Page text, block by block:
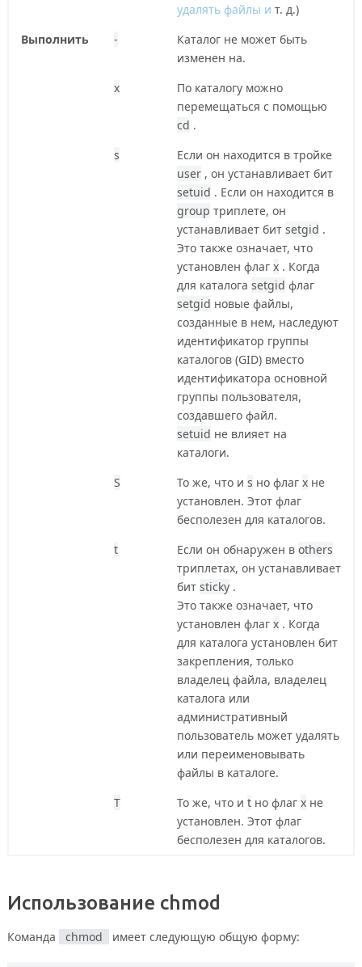
удалять файлы и т. д.)
Выполнить
-
Каталог не может быть
изменен на.
x
По каталогу можно
перемещаться с помощью
cd .
s
Если он находится в тройке
user, он устанавливает бит
setuid . Если он находится в
group триплете, он
устанавливает бит setgid .
Это также означает, что
установлен флаг x. Когда
для каталога setgid флаг
setgid новые файлы,
созданные в нем, наследуют
идентификатор группы
каталогов (GID) вместо
идентификатора основной
группы пользователя,
создавшего файл.
setuid не влияет на
каталоги.
S
То же, что и s но флаг xне
установлен. Этот флаг
бесполезен для каталогов.
t
Если он обнаружен в others
триплетах, он устанавливает
бит sticky.
Это также означает, что
установлен флаг x. Когда
для каталога установлен бит
закрепления, только
владелец файла, владелец
каталога или
административный
пользователь может удалять
или переименовывать
файлы в каталоге.
T
То же, что и tно флаг xне
установлен. Этот флаг
бесполезен для каталогов.
Использование chmod
Команда chmod имеет следующую общую форму: